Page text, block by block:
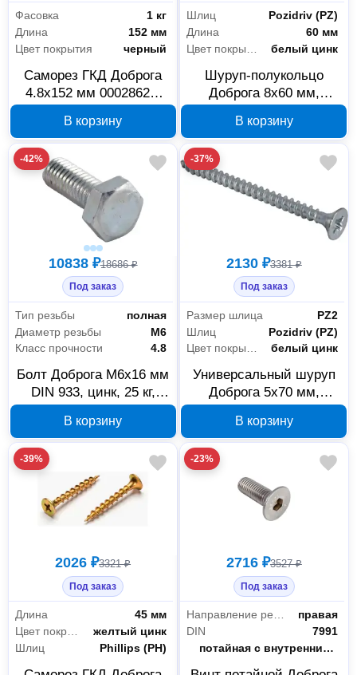
Фасовка
1 кг
Длина
152 мм
Цвет покрытия
черный
Саморез ГКД Доброга
4.8x152 мм 00028620,
В корзину
Шлиц
Pozidriv (PZ)
Длина
60 мм
белый цинк
Шуруп-полукольцо
Доброга 8x60 мм,
В корзину
-42%
10838 ₽18686 ₽
Под заказ
Тип резьбы
полная
Диаметр резьбы
М6
Класс прочности
4.8
Болт Доброга М6х16 мм
DIN 933, цинк, 25 кг,
В корзину
-37%
2130 ₽3381 ₽
Под заказ
Размер шлица
PZ2
Шлиц
Pozidriv (PZ)
Цвет покрытия
белый цинк
Универсальный шуруп
Доброга 5x70 мм,
В корзину
-39%
2026 ₽3321 ₽
Под заказ
Длина
45 мм
Цвет покрытия
желтый цинк
Шлиц
Phillips (PH)
-23%
2716 ₽3527 ₽
Под заказ
Направление резьбы
правая
DIN
7991
Вид головки
потайная с внутренним шестигранником